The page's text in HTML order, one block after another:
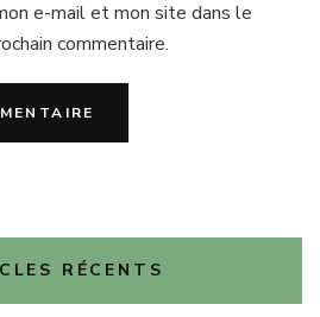
e-mail et mon site dans le
commentaire.
RÉCENTS